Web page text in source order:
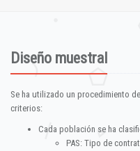
Diseño muestral
Se ha utilizado un procedimiento
criterios:
Cada población se ha
PAS: Tipo de